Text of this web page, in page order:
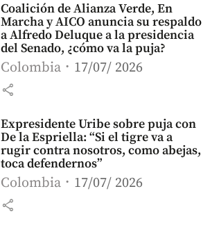
Coalición de Alianza Verde, En
Marcha y AICO anuncia su respaldo
a Alfredo Deluque a la presidencia
del Senado, ¿cómo va la puja?
Colombia 17/07/ 2026
share
Expresidente Uribe sobre puja con
De la Espriella: “Si el tigre va a
rugir contra nosotros, como abejas,
toca defendernos”
Colombia 17/07/ 2026
share